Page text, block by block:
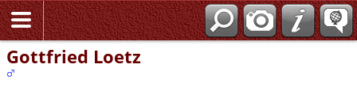
Gottfried Loetz